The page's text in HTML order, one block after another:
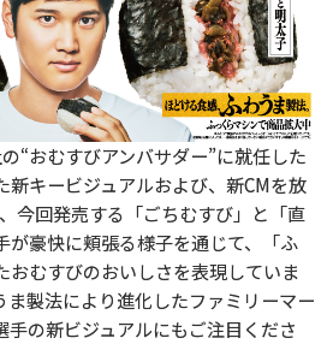
“おむすびアンバサダー”に就任した
新キービジュアルおよび、新CMを放
今回発売する「ごちむすび」と「直
が豪快に頬張る様子を通じて、「ふ
おむすびのおいしさを表現していま
ま製法により進化したファミリーマー
手の新ビジュアルにもご注目くださ